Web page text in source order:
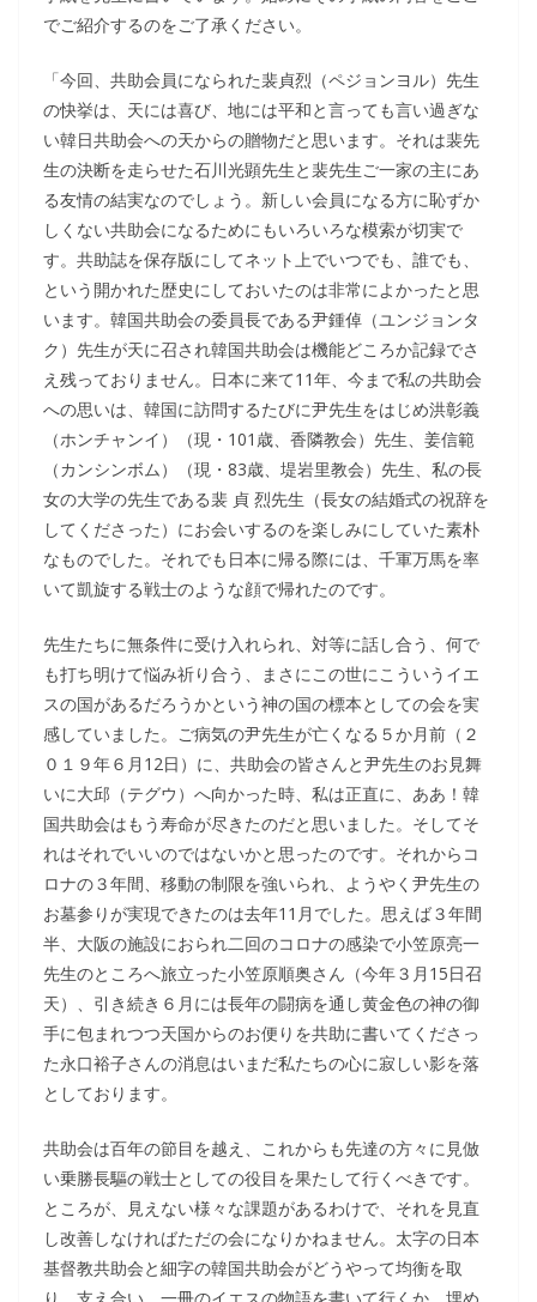
でご紹介するのをご了承ください。
「今回、共助会員になられた裴貞烈（ペジョンヨル）先生
の快挙は、天には喜び、地には平和と言っても言い過ぎな
い韓日共助会への天からの贈物だと思います。それは裴先
生の決断を走らせた石川光顕先生と裴先生ご一家の主にあ
る友情の結実なのでしょう。新しい会員になる方に恥ずか
しくない共助会になるためにもいろいろな模索が切実で
す。共助誌を保存版にしてネット上でいつでも、誰でも、
という開かれた歴史にしておいたのは非常によかったと思
います。韓国共助会の委員長である尹鍾倬（ユンジョンタ
ク）先生が天に召され韓国共助会は機能どころか記録でさ
え残っておりません。日本に来て11年、今まで私の共助会
への思いは、韓国に訪問するたびに尹先生をはじめ洪彰義
（ホンチャンイ）（現・101歳、香隣教会）先生、姜信範
（カンシンボム）（現・83歳、堤岩里教会）先生、私の長
女の大学の先生である裴 貞 烈先生（長女の結婚式の祝辞を
してくださった）にお会いするのを楽しみにしていた素朴
なものでした。それでも日本に帰る際には、千軍万馬を率
いて凱旋する戦士のような顔で帰れたのです。
先生たちに無条件に受け入れられ、対等に話し合う、何で
も打ち明けて悩み祈り合う、まさにこの世にこういうイエ
スの国があるだろうかという神の国の標本としての会を実
感していました。ご病気の尹先生が亡くなる５か月前（２
０１９年６月12日）に、共助会の皆さんと尹先生のお見舞
いに大邱（テグウ）へ向かった時、私は正直に、ああ！韓
国共助会はもう寿命が尽きたのだと思いました。そしてそ
れはそれでいいのではないかと思ったのです。それからコ
ロナの３年間、移動の制限を強いられ、ようやく尹先生の
お墓参りが実現できたのは去年11月でした。思えば３年間
半、大阪の施設におられ二回のコロナの感染で小笠原亮一
先生のところへ旅立った小笠原順奥さん（今年３月15日召
天）、引き続き６月には長年の闘病を通し黄金色の神の御
手に包まれつつ天国からのお便りを共助に書いてくださっ
た永口裕子さんの消息はいまだ私たちの心に寂しい影を落
としております。
共助会は百年の節目を越え、これからも先達の方々に見倣
い乗勝長驅の戦士としての役目を果たして行くべきです。
ところが、見えない様々な課題があるわけで、それを見直
し改善しなければただの会になりかねません。太字の日本
基督教共助会と細字の韓国共助会がどうやって均衡を取